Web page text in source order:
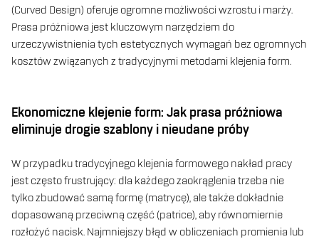
(Curved Design) oferuje ogromne możliwości wzrostu i marży.
Prasa próżniowa jest kluczowym narzędziem do
urzeczywistnienia tych estetycznych wymagań bez ogromnych
kosztów związanych z tradycyjnymi metodami klejenia form.
Ekonomiczne klejenie form: Jak prasa próżniowa
eliminuje drogie szablony i nieudane próby
W przypadku tradycyjnego klejenia formowego nakład pracy
jest często frustrujący: dla każdego zaokrąglenia trzeba nie
tylko zbudować samą formę (matrycę), ale także dokładnie
dopasowaną przeciwną część (patrice), aby równomiernie
rozłożyć nacisk. Najmniejszy błąd w obliczeniach promienia lub